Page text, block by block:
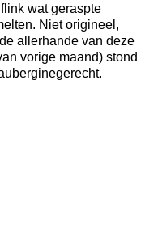
wat geraspte
Niet origineel,
allerhande van deze
vorige maand) stond